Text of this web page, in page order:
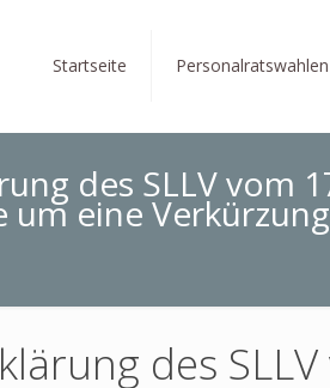
Startseite
des SLLV vom
um eine
des